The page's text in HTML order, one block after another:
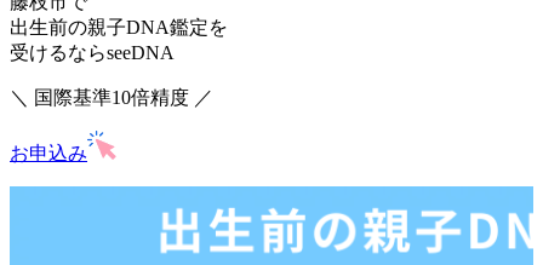
出生前の親子DNA鑑定を
受けるならseeDNA
＼ 国際基準10倍精度 ／
お申込み